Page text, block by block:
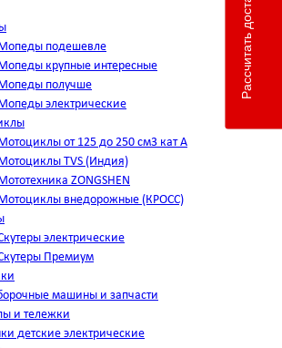
подешевле
крупные интересные
получше
электрические
от 125 до 250 см3 кат А
TVS (Индия)
ZONGSHEN
внедорожные (КРОСС)
электрические
Премиум
машины и запчасти
и тележки
детские электрические
Рассчитать доставку